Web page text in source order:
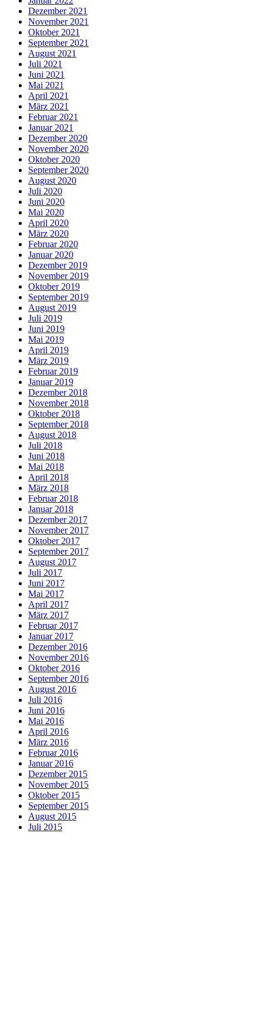
Dezember 2021
November 2021
Oktober 2021
September 2021
August 2021
Juli 2021
Juni 2021
Mai 2021
April 2021
März 2021
Februar 2021
Januar 2021
Dezember 2020
November 2020
Oktober 2020
September 2020
August 2020
Juli 2020
Juni 2020
Mai 2020
April 2020
März 2020
Februar 2020
Januar 2020
Dezember 2019
November 2019
Oktober 2019
September 2019
August 2019
Juli 2019
Juni 2019
Mai 2019
April 2019
März 2019
Februar 2019
Januar 2019
Dezember 2018
November 2018
Oktober 2018
September 2018
August 2018
Juli 2018
Juni 2018
Mai 2018
April 2018
März 2018
Februar 2018
Januar 2018
Dezember 2017
November 2017
Oktober 2017
September 2017
August 2017
Juli 2017
Juni 2017
Mai 2017
April 2017
März 2017
Februar 2017
Januar 2017
Dezember 2016
November 2016
Oktober 2016
September 2016
August 2016
Juli 2016
Juni 2016
Mai 2016
April 2016
März 2016
Februar 2016
Januar 2016
Dezember 2015
November 2015
Oktober 2015
September 2015
August 2015
Juli 2015